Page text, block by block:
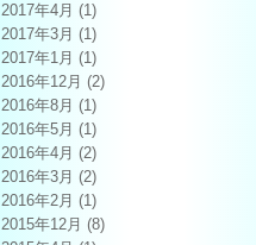
2017年4月 (1)
2017年3月 (1)
2017年1月 (1)
2016年12月 (2)
2016年8月 (1)
2016年5月 (1)
2016年4月 (2)
2016年3月 (2)
2016年2月 (1)
2015年12月 (8)